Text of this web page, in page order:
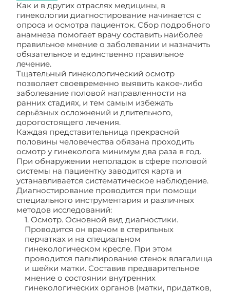
Как и в других отраслях медицины, в
гинекологии диагностирование начинается с
опроса и осмотра пациенток. Сбор подробного
анамнеза помогает врачу составить наиболее
правильное мнение о заболевании и назначить
обязательное и единственно правильное
лечение.
Тщательный гинекологический осмотр
позволяет своевременно выявить какое-либо
заболевание половой направленности на
ранних стадиях, и тем самым избежать
серьёзных осложнений и длительного,
дорогостоящего лечения.
Каждая представительница прекрасной
половины человечества обязана проходить
осмотр у гинеколога минимум два раза в год.
При обнаружении неполадок в сфере половой
системы на пациентку заводится карта и
устанавливается систематическое наблюдение.
Диагностирование проводится при помощи
специального инструментария и различных
методов исследований:
1. Осмотр. Основной вид диагностики.
Проводится он врачом в стерильных
перчатках и на специальном
гинекологическом кресле. При этом
проводится пальпирование стенок влагалища
и шейки матки. Составив предварительное
мнение о состоянии внутренних
гинекологических органов (матки, придатков,